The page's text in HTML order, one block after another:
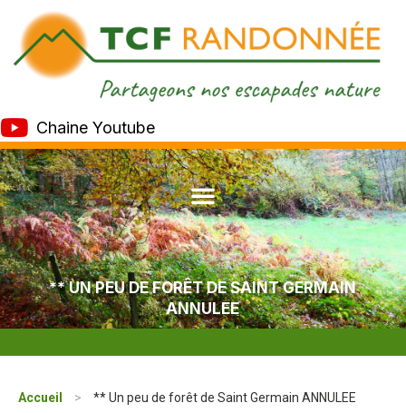
Chaine Youtube
** UN PEU DE FORÊT DE SAINT GERMAIN
ANNULEE
Accueil > ** Un peu de forêt de Saint Germain ANNULEE